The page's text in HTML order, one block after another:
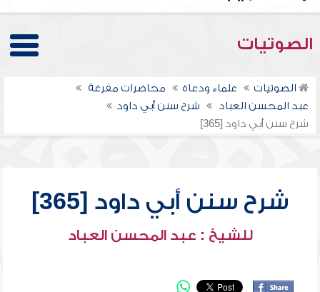
الصوتيات
الصوتيات علماء ودعاة
محاضرات مفرغة
عبد المحسن العباد
شرح سنن أبي داود
شرح سنن أبي داود [365]
شرح سنن أبي داود [365]
للشيخ : عبد المحسن العباد